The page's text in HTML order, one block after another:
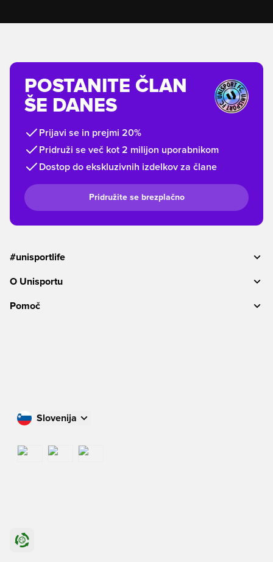
POSTANITE ČLAN
ŠE DANES
Prijavi se in prejmi 20%
Pridruži se več kot 2 milijon uporabnikom
Dostop do ekskluzivnih izdelkov za člane
Pridružite se brezplačno
#unisportlife
O Unisportu
Pomoč
Slovenija
International